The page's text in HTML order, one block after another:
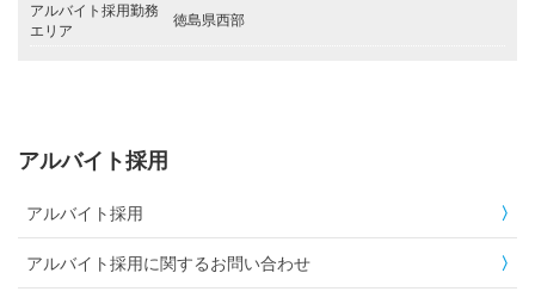
アルバイト採用勤務
エリア
徳島県西部
アルバイト採用
アルバイト採用
アルバイト採用に関するお問い合わせ